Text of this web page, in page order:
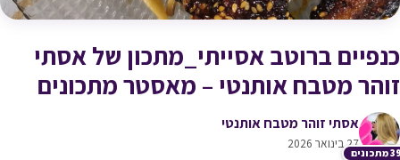
כנפיים ברוטב אסייתי_מתכון של אסתי
זוהר מטבח אותנטי – מאסטר מתכונים
אסתי זוהר מטבח אותנטי
27 בינואר 2026